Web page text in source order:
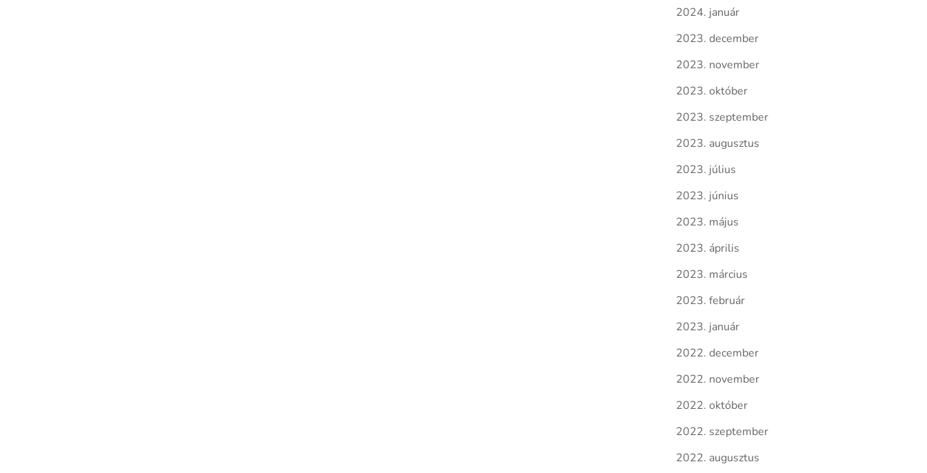
2024. január
2023. december
2023. november
2023. október
2023. szeptember
2023. augusztus
2023. július
2023. június
2023. május
2023. április
2023. március
2023. február
2023. január
2022. december
2022. november
2022. október
2022. szeptember
2022. augusztus